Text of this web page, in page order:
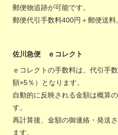
郵便物追跡が可能です。
郵便代引手数料400円＋郵便送料
佐川急便 ｅコレクト
ｅコレクトの手数料は、代引手
額×5％）となります。
自動的に反映される金額は概算
す。
再計算後、金額の御連絡・発送
ます。